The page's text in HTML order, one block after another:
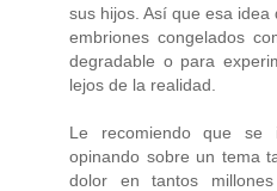
sus hijos. Así que esa
embriones congelados
degradable o para
lejos de la realidad.
Le recomiendo que se
opinando sobre un tema
dolor en tantos